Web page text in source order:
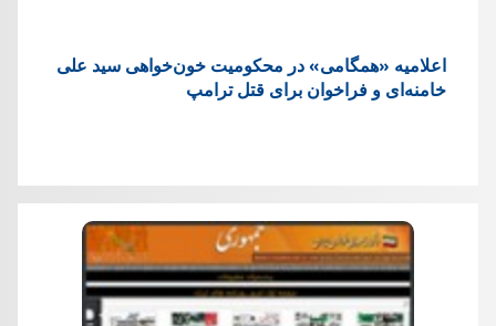
اعلامیه «همگامی» در محکومیت خون‌خواهی سید علی
خامنه‌ای و فراخوان برای قتل ترامپ